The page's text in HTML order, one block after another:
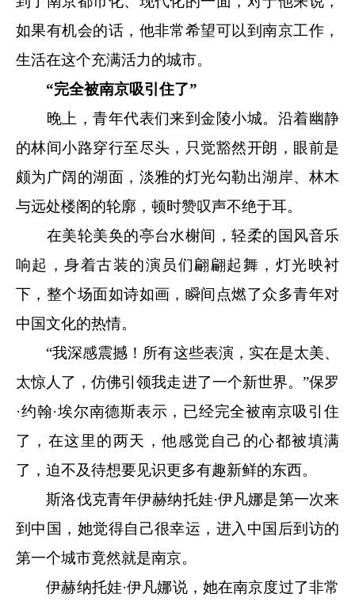
如果有机会的话，他非常希望可以到南京工作，
生活在这个充满活力的城市。
“完全被南京吸引住了”
晚上，青年代表们来到金陵小城。沿着幽静
的林间小路穿行至尽头，只觉豁然开朗，眼前是
颇为广阔的湖面，淡雅的灯光勾勒出湖岸、林木
与远处楼阁的轮廓，顿时赞叹声不绝于耳。
在美轮美奂的亭台水榭间，轻柔的国风音乐
响起，身着古装的演员们翩翩起舞，灯光映衬
下，整个场面如诗如画，瞬间点燃了众多青年对
中国文化的热情。
“我深感震撼！所有这些表演，实在是太美、
太惊人了，仿佛引领我走进了一个新世界。”保罗
·约翰·埃尔南德斯表示，已经完全被南京吸引住
了，在这里的两天，他感觉自己的心都被填满
了，迫不及待想要见识更多有趣新鲜的东西。
斯洛伐克青年伊赫纳托娃·伊凡娜是第一次来
到中国，她觉得自己很幸运，进入中国后到访的
第一个城市竟然就是南京。
伊赫纳托娃·伊凡娜说，她在南京度过了非常